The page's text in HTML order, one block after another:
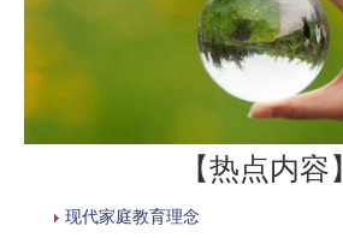
【热点内容】
现代家庭教育理念